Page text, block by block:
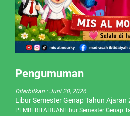
Pengumuman
Diterbitkan :Juni 20, 2026
Libur Semester Genap Tahun
PEMBERITAHUANLibur Semester Genap